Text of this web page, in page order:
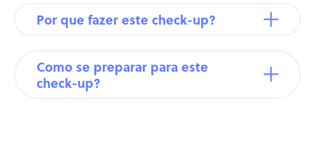
Por que fazer este check-up?
Como se preparar para este
check-up?